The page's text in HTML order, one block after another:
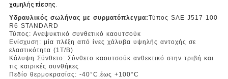
χαμηλής πίεσης.
Υδραυλικός σωλήνας με συρματόπλεγμα:Τύπος SAE J517 100
R6 STANDARD
Τύπος: Ανεψυκτικό συνθετικό καουτσούκ
Ενίσχυση: μία πλέξη από ίνες χάλυβα υψηλής αντοχής σε
ελαστικότητα (1T/B)
Κάλυψη Σύνθετο: Σύνθετο καουτσούκ ανθεκτικό στην τριβή και
τις καιρικές συνθήκες
Πεδίο θερμοκρασίας: -40°C έως +100°C